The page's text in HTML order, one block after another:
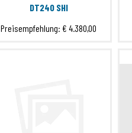
DT240 SHI
Preisempfehlung:€ 4.380,00